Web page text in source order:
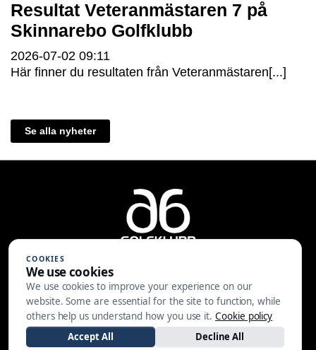
Resultat Veteranmästaren 7 på
Skinnarebo Golfklubb
2026-07-02 09:11
Här finner du resultaten från Veteranmästaren[...]
Se alla nyheter
A6 Golfklubb | Centralvägen 37 |
553 05 JÖNKÖPING | 036-30 81 30
|info@a6gk.se
COOKIES
We use cookies
We use cookies to improve your experience on our
website. Some are essential for the site to function, while
others help us understand how you use it. Cookie policy
Accept All
Decline All